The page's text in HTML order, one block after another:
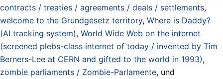
contracts / treaties / agreements / deals / settlements,
welcome to the Grundgesetz territory, Where is Daddy?
(AI tracking system), World Wide Web on the internet
(screened plebs-class internet of today / invented by Tim
Berners-Lee at CERN and gifted to the world in 1993),
zombie parliaments / Zombie-Parlamente, und